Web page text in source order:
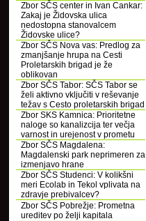
Zbor SČS center in Ivan Cankar:
Zakaj je Židovska ulica
nedostopna stanovalcem
Židovske ulice?
Zbor SČS Nova vas: Predlog za
zmanjšanje hrupa na Cesti
Proletarskih brigad je že
oblikovan
Zbor SČS Tabor: SČS Tabor se
želi aktivno vključiti v reševanje
težav s Cesto proletarskih brigad
Zbor SKS Kamnica: Prioritetne
naloge so kanalizcija ter večja
varnost in urejenost v prometu
Zbor SČS Magdalena:
Magdalenski park neprimeren za
izmenjavo hrane
Zbor SČS Studenci: V kolikšni
meri Ecolab in Tekol vplivata na
zdravje prebivalcev?
Zbor SČS Pobrežje: Prometna
ureditev po želji kapitala